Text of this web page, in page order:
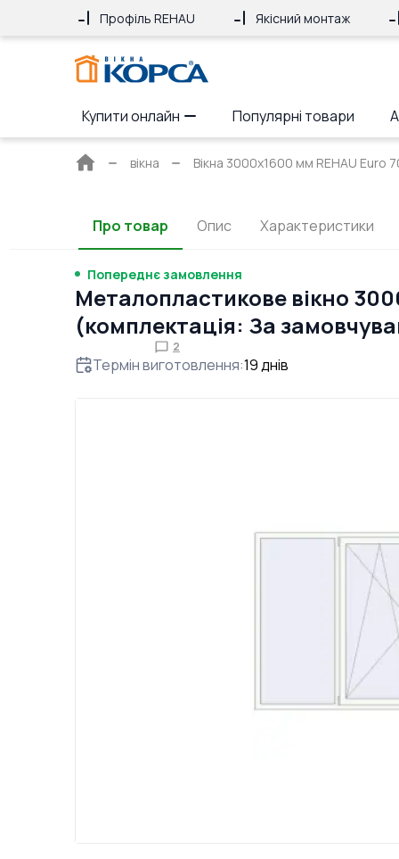
Профіль REHAU Якісний монтаж
Купити онлайн Популярні товари
Головна
вікна Вікна 3000x1600 мм REHAU Euro
Про товар Опис Характеристики
Попереднє замовлення
Металопластикове вікно
(комплектація: За
2
Термін виготовлення:19днів